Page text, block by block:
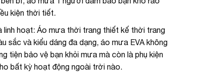
kiện thời tiết.
linh hoạt: Áo mưa thời trang thiết kế thời trang
sắc và kiểu dáng đa dạng, áo mưa EVA không
tiện bảo vệ bạn khỏi mưa mà còn là phụ kiện
bất kỳ hoạt động ngoài trời nào.